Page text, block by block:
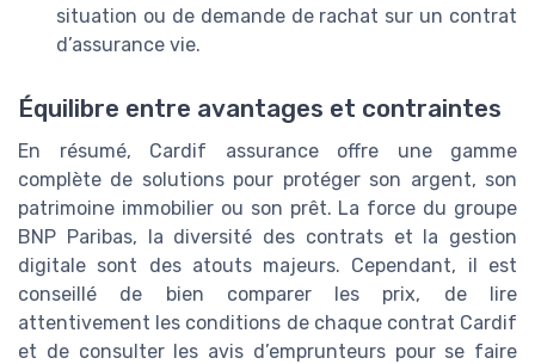
situation ou de demande de rachat sur un contrat
d’assurance vie.
Équilibre entre avantages et contraintes
En résumé, Cardif assurance offre une gamme
complète de solutions pour protéger son argent, son
patrimoine immobilier ou son prêt. La force du groupe
BNP Paribas, la diversité des contrats et la gestion
digitale sont des atouts majeurs. Cependant, il est
conseillé de bien comparer les prix, de lire
attentivement les conditions de chaque contrat Cardif
et de consulter les avis d’emprunteurs pour se faire